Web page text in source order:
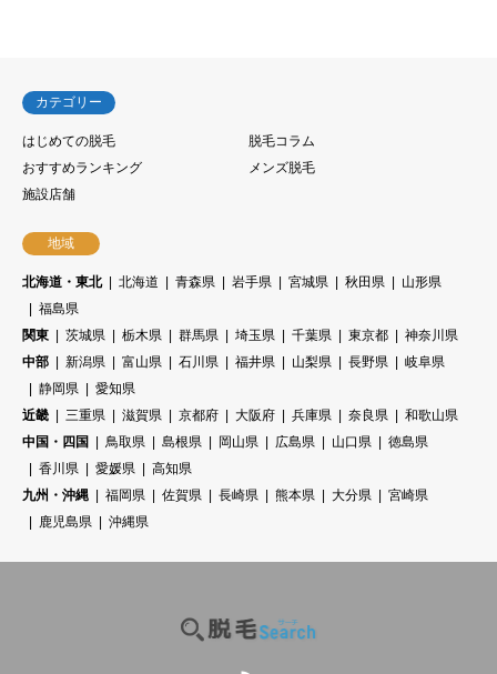
カテゴリー
はじめての脱毛
脱毛コラム
おすすめランキング
メンズ脱毛
施設店舗
地域
北海道・東北 北海道 青森県 岩手県 宮城県 秋田県
山形県
福島県
関東
茨城県 栃木県 群馬県 埼玉県 千葉県 東京都
神奈川県
中部
新潟県 富山県 石川県 福井県 山梨県 長野県
岐阜県
静岡県
愛知県
近畿
三重県 滋賀県 京都府 大阪府 兵庫県 奈良県
和歌山県
中国・四国
鳥取県 島根県 岡山県 広島県 山口県
徳島県
香川県
愛媛県
高知県
九州・沖縄
福岡県 佐賀県 長崎県 熊本県 大分県
宮崎県
鹿児島県
沖縄県